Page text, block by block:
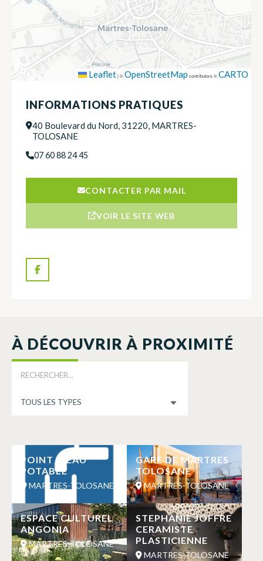
Leaflet|©OpenStreetMap contributors ©CARTO
INFORMATIONS PRATIQUES
40 Boulevard du Nord, 31220, MARTRES-
TOLOSANE
07 60 88 24 45
CONTACTER PAR MAIL
VOIR LE SITE WEB
À DÉCOUVRIR À PROXIMITÉ
POINT D’EAU
POTABLE
MARTRES-TOLOSANE
GARE DE MARTRES
TOLOSANE
MARTRES-TOLOSANE
ESPACE CULTUREL
ANGONIA
MARTRES-TOLOSANE
STEPHANIE JOFFRE
CERAMISTE
PLASTICIENNE
MARTRES-TOLOSANE